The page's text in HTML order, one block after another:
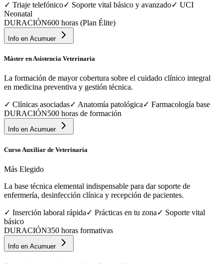
✓ Triaje telefónico✓ Soporte vital básico y avanzado✓ UCI
Neonatal
DURACIÓN600 horas (Plan Élite)
Info en Acumuer
Máster en Asistencia Veterinaria
La formación de mayor cobertura sobre el cuidado clínico integral
en medicina preventiva y gestión técnica.
✓ Clínicas asociadas✓ Anatomía patológica✓ Farmacología base
DURACIÓN500 horas de formación
Info en Acumuer
Curso Auxiliar de Veterinaria
Más Elegido
La base técnica elemental indispensable para dar soporte de
enfermería, desinfección clínica y recepción de pacientes.
✓ Inserción laboral rápida✓ Prácticas en tu zona✓ Soporte vital
básico
DURACIÓN350 horas formativas
Info en Acumuer